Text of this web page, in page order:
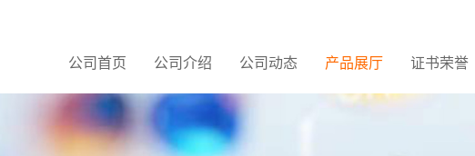
公司首页 公司介绍 公司动态 产品展厅 证书荣誉